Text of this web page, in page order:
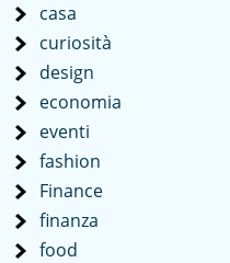
casa
curiosità
design
economia
eventi
fashion
Finance
finanza
food